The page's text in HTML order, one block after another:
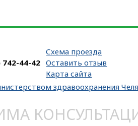
742-44-42
Схема проезда
Оставить отзыв
Карта сайта
здравоохранения